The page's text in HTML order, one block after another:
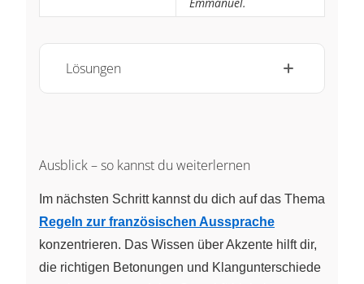
Lösungen
Ausblick – so kannst du weiterlernen
Im nächsten Schritt kannst du dich auf das Thema
Regeln zur französischen Aussprache
konzentrieren. Das Wissen über Akzente hilft dir,
die richtigen Betonungen und Klangunterschiede